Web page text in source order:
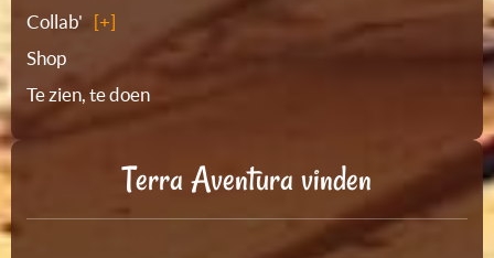
Collab'
Shop
Te zien, te doen
Terra Aventura vinden